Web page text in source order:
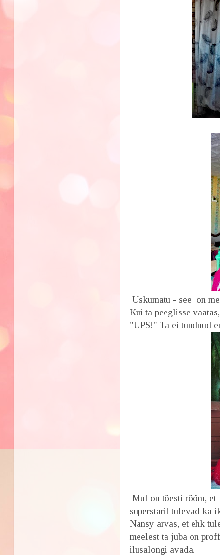
Uskumatu - see on
Kui ta peeglisse
"UPS!" Ta ei tundnud
Mul on tõesti rõõm, et
superstaril tulevad ka
Nansy arvas, et ehk
meelest ta juba on
ilusalongi avada.